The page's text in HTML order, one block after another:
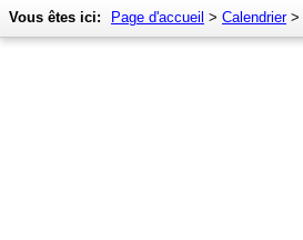
Vous êtes ici: Page d'accueil > Calendrier>